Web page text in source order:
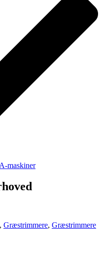
maskiner
, Græstrimmere, Græstrimmere